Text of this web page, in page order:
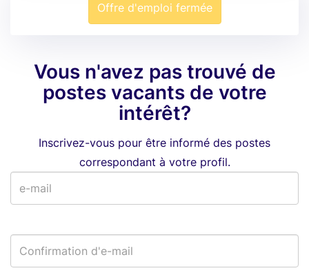
Offre d'emploi fermée
Vous n'avez pas trouvé de
postes vacants de votre
intérêt?
Inscrivez-vous pour être informé des postes
correspondant à votre profil.